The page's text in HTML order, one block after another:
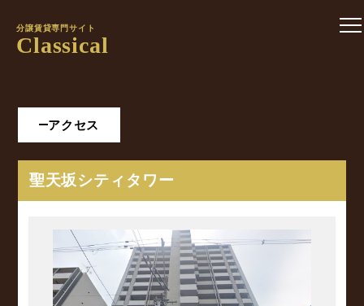
分譲賃貸専門サイト
Classical
アクセス
聖天坂シティタワー